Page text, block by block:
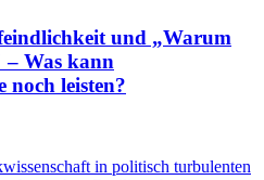
und „Warum
Was kann
noch leisten?
in politisch turbulenten